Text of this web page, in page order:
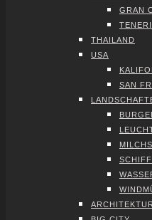
GRAN
THAI­LAND
USA
SAN
ARCHI­TEK­TUR